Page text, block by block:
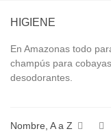
HIGIENE
En Amazonas todo
champús para
desodorantes.
Nombre, A a Z